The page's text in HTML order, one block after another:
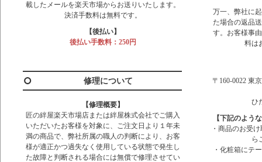
載したメールを楽天市場からお送りいたします。
決済手数料は無料です。
【後払い】
後払い手数料：250円
修理について
【修理概要】
匠の絆屋楽天市場店または絆屋株式会社でご購入
いただいたお客様を対象に、ご注文日より１年未
満の商品で、弊社所属の職人の判断により、お客
様が適正かつ過失なく使用している状態で発生し
た故障と判断される場合には無償で修理させてい
万一、弊社に
た場合の返品
す。お客様事
料は
〒160-0022 東
ひ
【下記のよう
・商品のお受
ら
・化粧箱にテ